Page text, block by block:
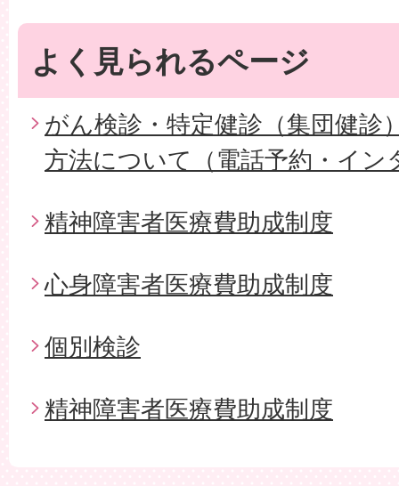
よく見られるページ
がん検診・特定健診（集団健診
方法について（電話予約・イン
精神障害者医療費助成制度
心身障害者医療費助成制度
個別検診
精神障害者医療費助成制度